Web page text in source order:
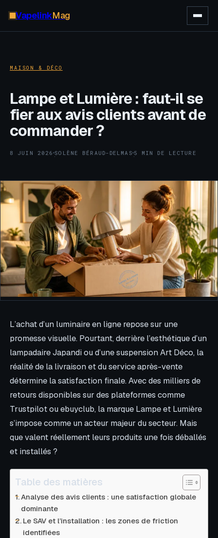
VapelinkMag
MAISON & DÉCO
Lampe et Lumière : faut-il se
fier aux avis clients avant de
commander ?
8 JUIN 2026·SOLÈNE BÉRAUD-DELMAS ·
5 MIN DE LECTURE
L’achat d’un luminaire en ligne repose sur une
promesse visuelle. Pourtant, derrière l’esthétique d’un
lampadaire Japandi ou d’une suspension Art Déco, la
réalité de la livraison et du service après-vente
détermine la satisfaction finale. Avec des milliers de
retours disponibles sur des plateformes comme
Trustpilot ou ebuyclub, la marque Lampe et Lumière
s’impose comme un acteur majeur du secteur. Mais
que valent réellement leurs produits une fois déballés
et installés ?
Table des matières
Analyse des avis clients : une satisfaction globale
dominante
Le SAV et l’installation : les zones de friction
identifiées